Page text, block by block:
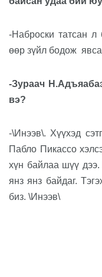
-Наброски татсан л
өөр зүйл бодож
-Зураач
вэ?
-\Инээв\. Хүүхэд
Пабло Пикассо
хүн байлаа шүү дээ.
янз янз байдаг.
биз. \Инээв\